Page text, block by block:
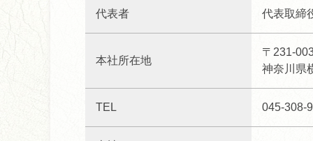
代表者 代表取締
本社所在地
〒231-
神奈川県
TEL 045-308-